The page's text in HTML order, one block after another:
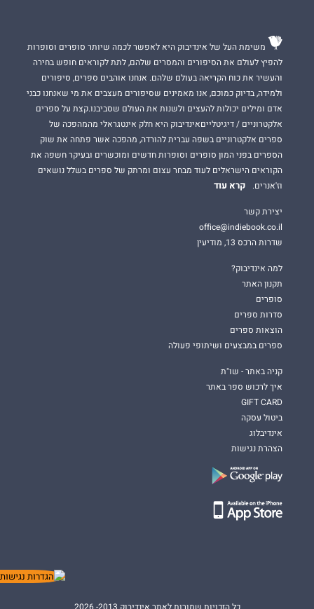
משימת העל של אינדיבוק היא לאפשר לכמה שיותר סופרים וסופרות
להפיץ לעולם את הסיפורים והמסרים שלהם, לתת לקוראים חופש בחירה
והעשיר את כוח הקריאה בעולם שלהם. אנחנו אוהבים ספרים, סיפורים
ולמידה, בדיוק כמוכם, אנו מאמינים שסיפורים מעצבים את מי שאנחנו כבני
אדם ומילים יכולות להעצים ולשנות את העולם שסביבנו.קצת על ספרים
אלקטרוניים / דיגיטלייםאינדיבוק היא חלק אינטגראלי מהמהפכה של
ספרים אלקטרוניים בשפה עברית להורדה, מהפכה אשר פתחה את שוק
הספרים בפני המון סופרים וסופרות חדשים ומוכשרים ובעיקר חשפה את
הקוראים הישראלים לעוד מבחר עצום ומרתק של ספרים בשלל נושאים
וז'אנרים.
קרא עוד
יצירת קשר
office@indiebook.co.il
שדרות הרכס 13, מודיעין
למה אינדיבוק?
תקנון האתר
סופרים
סדרות ספרים
הוצאות ספרים
ספרים במבצעים ושיתופי פעולה
קניה באתר - שו"ת
איך לרכוש ספר באתר
GIFT CARD
ביטול עסקה
אינדיבלוג
הצהרת נגישות